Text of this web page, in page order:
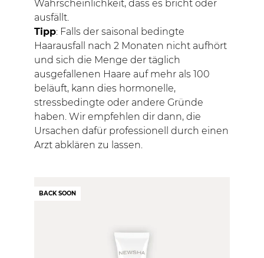
Wahrscheinlichkeit, dass es bricht oder
ausfällt.
Tipp: Falls der saisonal bedingte
Haarausfall nach 2 Monaten nicht aufhört
und sich die Menge der täglich
ausgefallenen Haare auf mehr als 100
beläuft, kann dies hormonelle,
stressbedingte oder andere Gründe
haben. Wir empfehlen dir dann, die
Ursachen dafür professionell durch einen
Arzt abklären zu lassen.
BACK SOON